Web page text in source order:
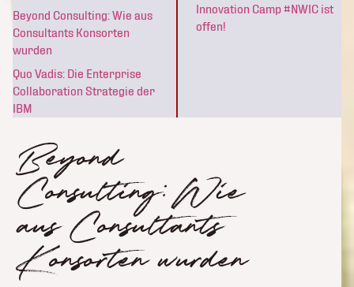
Beyond Consulting: Wie aus
Consultants Konsorten
wurden
Quo Vadis: Die Enterprise
Collaboration Strategie der
IBM
Innovation Camp #NWIC ist
offen!
Beyond
Consulting: Wie
aus Consultants
Konsorten wurden